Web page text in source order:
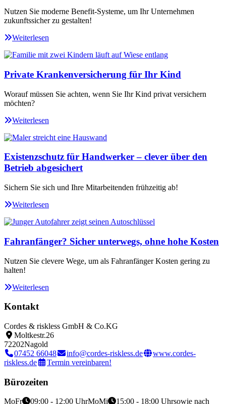
Nutzen Sie moderne Benefit-Systeme, um Ihr Unternehmen
zukunftssicher zu gestalten!
Weiterlesen
Private Krankenversicherung für Ihr Kind
Worauf müssen Sie achten, wenn Sie Ihr Kind privat versichern
möchten?
Weiterlesen
Existenzschutz für Handwerker – clever über den
Betrieb abgesichert
Sichern Sie sich und Ihre Mitarbeitenden frühzeitig ab!
Weiterlesen
Fahranfänger? Sicher unterwegs, ohne hohe Kosten
Nutzen Sie clevere Wege, um als Fahranfänger Kosten gering zu
halten!
Weiterlesen
Kontakt
Cordes & riskless GmbH & Co.KG
Moltkestr.26
72202Nagold
07452 66048
info@cordes-riskless.de
www.cordes-
riskless.de
Termin vereinbaren!
Bürozeiten
MoFr 09:00 - 12:00 UhrMoMi 15:00 - 18:00 Uhrsowie nach